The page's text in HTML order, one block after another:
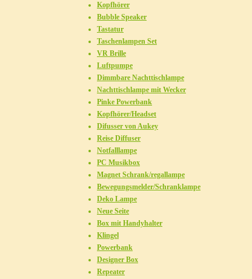
Kopfhörer
Bubble Speaker
Tastatur
Taschenlampen Set
VR Brille
Luftpumpe
Dimmbare Nachttischlampe
Nachttischlampe mit Wecker
Pinke Powerbank
Kopfhörer/Headset
Difusser von Aukey
Reise Diffuser
Notfalllampe
PC Musikbox
Magnet Schrank/regallampe
Bewegungsmelder/Schranklampe
Deko Lampe
Neue Seite
Box mit Handyhalter
Klingel
Powerbank
Designer Box
Repeater